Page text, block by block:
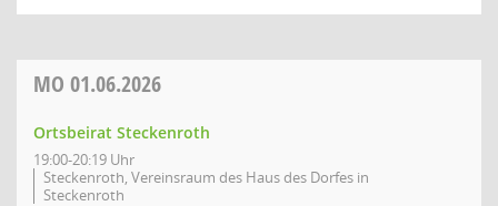
MO 01.06.2026
Ortsbeirat Steckenroth
19:00-20:19 Uhr
Steckenroth, Vereinsraum des Haus des Dorfes in
Steckenroth